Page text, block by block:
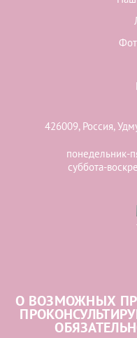
426009, Россия,
понедельник-
суббота-
О ВОЗМОЖНЫХ